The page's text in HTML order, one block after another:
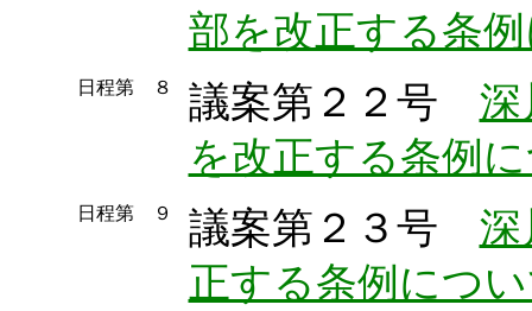
部を改正する条
日程第 ８ 議案第２２号 深
を改正する条例
日程第 ９ 議案第２３号 深
正する条例につ